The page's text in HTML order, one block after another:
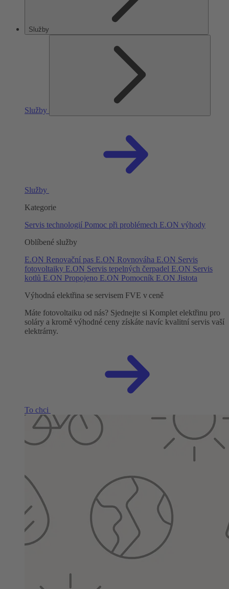
Služby
Služby
Služby
Kategorie
Servis technologií Pomoc při problémech E.ON výhody
Oblíbené služby
E.ON Renovační pas E.ON Rovnováha E.ON Servis
fotovoltaiky E.ON Servis tepelných čerpadel E.ON Servis
kotlů E.ON Propojeno E.ON Pomocník E.ON Jistota
Výhodná elektřina se servisem FVE v ceně
Máte fotovoltaiku od nás? Sjednejte si Komplet elektřinu pro
soláry a kromě výhodné ceny získáte navíc kvalitní servis vaší
elektrárny.
To chci